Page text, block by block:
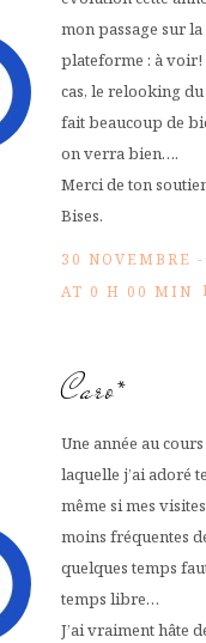
mon passage sur
plateforme : à voir!
cas, le relooking
fait beaucoup de
on verra bien….
Merci de ton
Bises.
30 NOVEMBRE
AT 0 H 00 MIN
Caro*
Une année au cours
laquelle j’ai adoré
même si mes
moins fréquentes
quelques temps
temps libre…
J’ai vraiment hâte